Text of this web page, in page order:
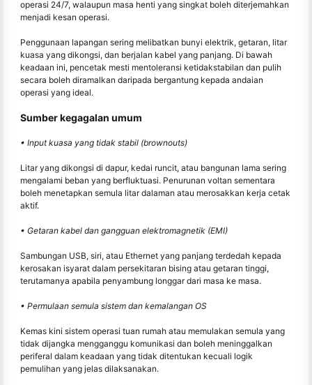
operasi 24/7, walaupun masa henti yang singkat boleh diterjemahkan
menjadi kesan operasi.
Penggunaan lapangan sering melibatkan bunyi elektrik, getaran, litar
kuasa yang dikongsi, dan berjalan kabel yang panjang. Di bawah
keadaan ini, pencetak mesti mentoleransi ketidakstabilan dan pulih
secara boleh diramalkan daripada bergantung kepada andaian
operasi yang ideal.
Sumber kegagalan umum
• Input kuasa yang tidak stabil (brownouts)
Litar yang dikongsi di dapur, kedai runcit, atau bangunan lama sering
mengalami beban yang berfluktuasi. Penurunan voltan sementara
boleh menetapkan semula litar dalaman atau merosakkan kerja cetak
aktif.
• Getaran kabel dan gangguan elektromagnetik (EMI)
Sambungan USB, siri, atau Ethernet yang panjang terdedah kepada
kerosakan isyarat dalam persekitaran bising atau getaran tinggi,
terutamanya apabila penyambung longgar dari masa ke masa.
• Permulaan semula sistem dan kemalangan OS
Kemas kini sistem operasi tuan rumah atau memulakan semula yang
tidak dijangka mengganggu komunikasi dan boleh meninggalkan
periferal dalam keadaan yang tidak ditentukan kecuali logik
pemulihan yang jelas dilaksanakan.